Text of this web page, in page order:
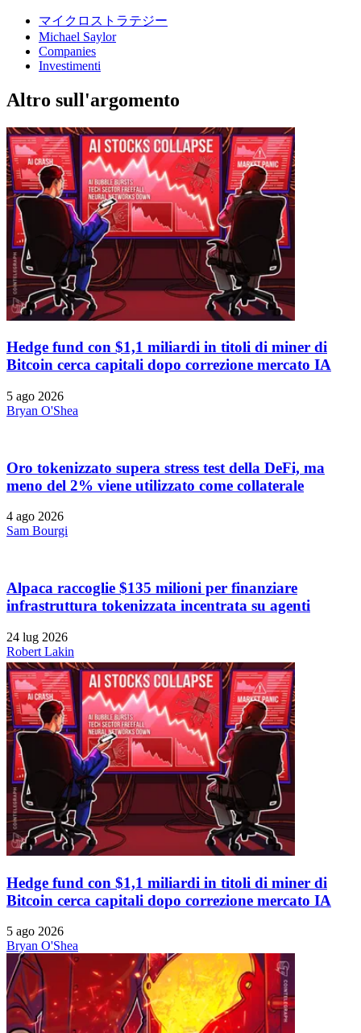
マイクロストラテジー
Michael Saylor
Companies
Investimenti
Altro sull'argomento
Hedge fund con $1,1 miliardi in titoli di miner di
Bitcoin cerca capitali dopo correzione mercato IA
5 ago 2026
Bryan O'Shea
Oro tokenizzato supera stress test della DeFi, ma
meno del 2% viene utilizzato come collaterale
4 ago 2026
Sam Bourgi
Alpaca raccoglie $135 milioni per finanziare
infrastruttura tokenizzata incentrata su agenti
24 lug 2026
Robert Lakin
Hedge fund con $1,1 miliardi in titoli di miner di
Bitcoin cerca capitali dopo correzione mercato IA
5 ago 2026
Bryan O'Shea